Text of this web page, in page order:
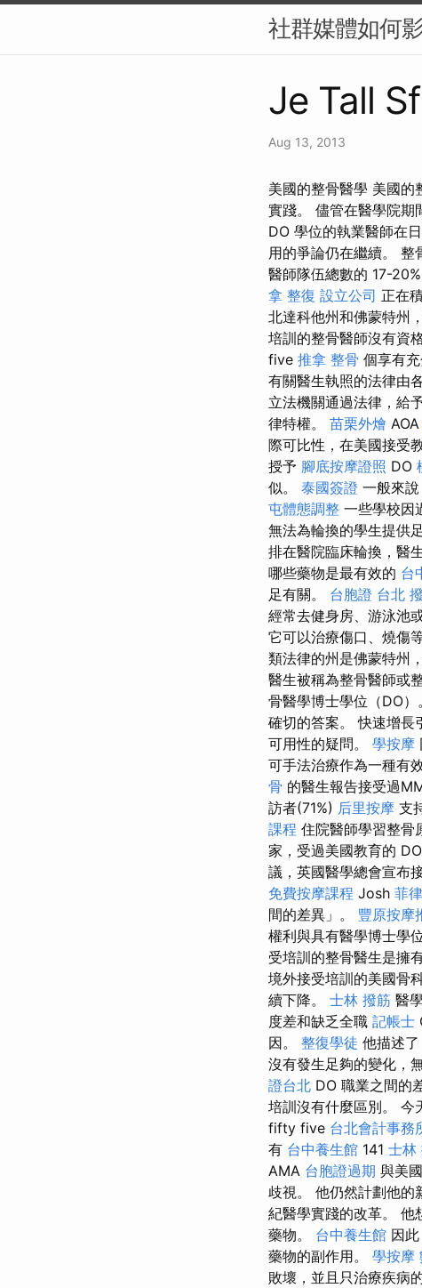
社群媒體如何
Je Tall
Aug 13, 2013
美國的整骨醫學 美國
實踐。 儘管在醫學院期
DO 學位的執業醫師在
用的爭論仍在繼續。
醫師隊伍總數的 17-
拿 整復 設立公司 正在
北達科他州和佛蒙特州
培訓的整骨醫師沒有資
five 推拿 整骨 個享有
有關醫生執照的法律由
立法機關通過法律，給
律特權。 苗栗外燴 AOA
際可比性，在美國接受
授予 腳底按摩證照 DO
似。 泰國簽證 一般來
屯體態調整 一些學校因
無法為輪換的學生提供
排在醫院臨床輪換，醫
哪些藥物是最有效的 台
足有關。 台胞證 台北
經常去健身房、游泳池
它可以治療傷口、燒傷
類法律的州是佛蒙特州
醫生被稱為整骨醫師或
骨醫學博士學位（DO）
確切的答案。 快速增長
可用性的疑問。 學按摩
可手法治療作為一種有
骨 的醫生報告接受過
訪者(71%) 后里按摩 支
課程 住院醫師學習整骨
家，受過美國教育的 DO
議，英國醫學總會宣布
免費按摩課程 Josh 菲
間的差異」。 豐原按摩
權利與具有醫學博士學
受培訓的整骨醫生是擁
境外接受培訓的美國骨
續下降。 士林 撥筋 醫
度差和缺乏全職 記帳士
因。 整復學徒 他描述
沒有發生足夠的變化，
證台北 DO 職業之間的
培訓沒有什麼區別。 今
fifty five 台北會計事務
有 台中養生館 141 士林
AMA 台胞證過期 與美
歧視。 他仍然計劃他的
紀醫學實踐的改革。 他
藥物。 台中養生館 因
藥物的副作用。 學按摩
敗壞，並且只治療疾病